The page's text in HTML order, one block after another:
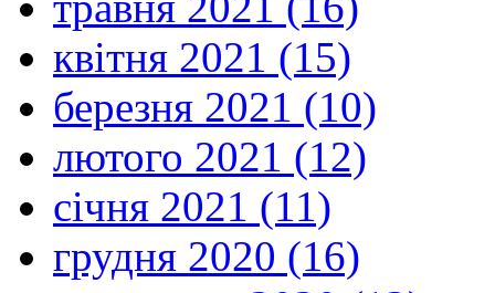
квітня 2021 (15)
березня 2021 (10)
лютого 2021 (12)
січня 2021 (11)
грудня 2020 (16)